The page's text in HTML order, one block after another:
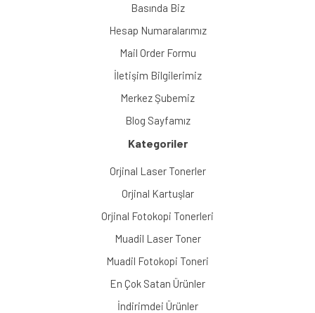
Basında Biz
Hesap Numaralarımız
Mail Order Formu
İletişim Bilgilerimiz
Merkez Şubemiz
Blog Sayfamız
Kategoriler
Orjinal Laser Tonerler
Orjinal Kartuşlar
Orjinal Fotokopi Tonerleri
Muadil Laser Toner
Muadil Fotokopi Toneri
En Çok Satan Ürünler
İndirimdei Ürünler